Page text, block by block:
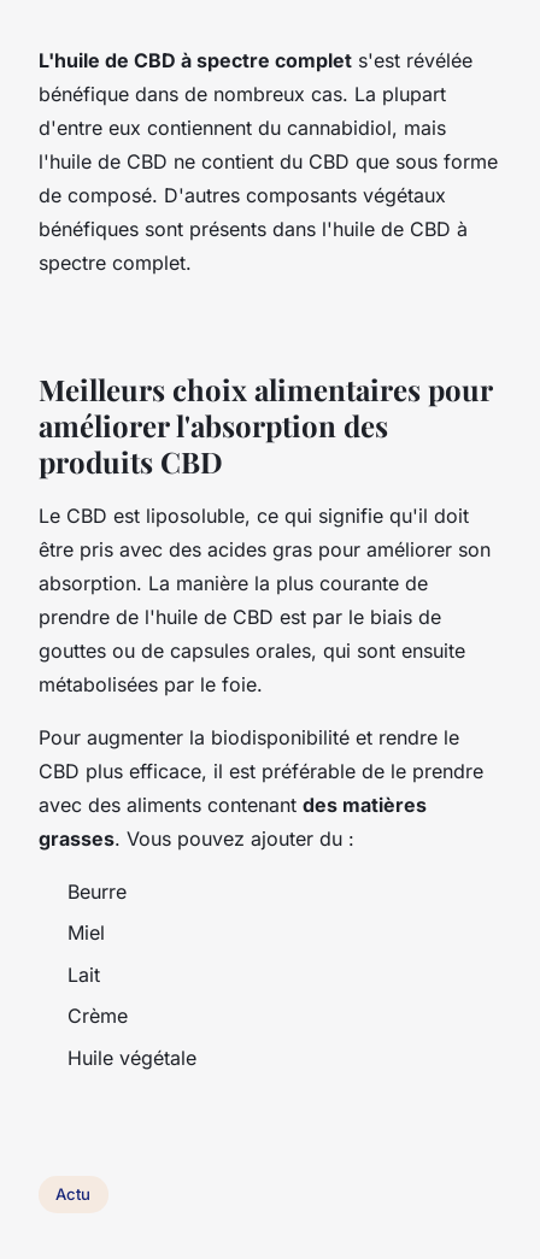
L'huile de CBD à spectre complet s'est révélée
bénéfique dans de nombreux cas. La plupart
d'entre eux contiennent du cannabidiol, mais
l'huile de CBD ne contient du CBD que sous forme
de composé. D'autres composants végétaux
bénéfiques sont présents dans l'huile de CBD à
spectre complet.
Meilleurs choix alimentaires pour
améliorer l'absorption des
produits CBD
Le CBD est liposoluble, ce qui signifie qu'il doit
être pris avec des acides gras pour améliorer son
absorption. La manière la plus courante de
prendre de l'huile de CBD est par le biais de
gouttes ou de capsules orales, qui sont ensuite
métabolisées par le foie.
Pour augmenter la biodisponibilité et rendre le
CBD plus efficace, il est préférable de le prendre
avec des aliments contenant des matières
grasses. Vous pouvez ajouter du :
Beurre
Miel
Lait
Crème
Huile végétale
Actu